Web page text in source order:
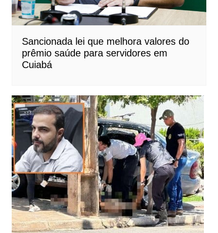
Sancionada lei que melhora valores do
prêmio saúde para servidores em
Cuiabá